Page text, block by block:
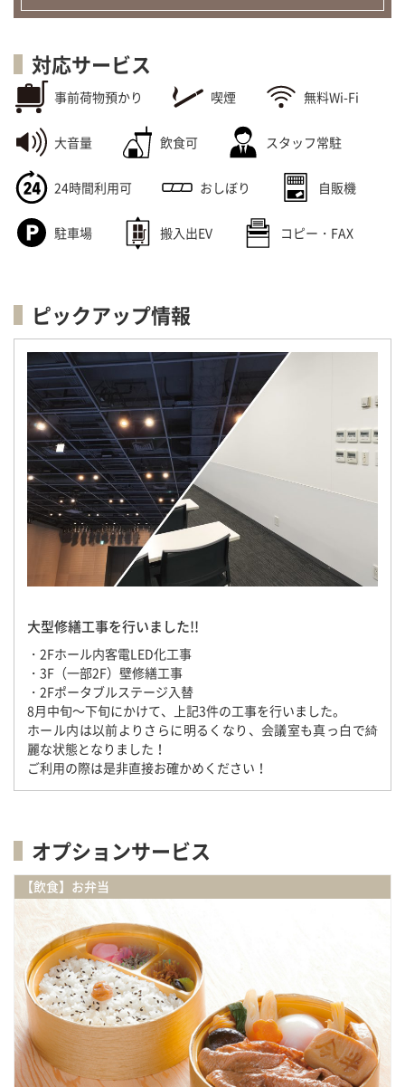
対応サービス
事前荷物預かり 喫煙 無料Wi-Fi
大音量 飲食可 スタッフ常駐
24時間利用可 おしぼり 自販機
駐車場 搬入出EV コピー・FAX
ピックアップ情報
大型修繕工事を行いました!!
・2Fホール内客電LED化工事
・3F（一部2F）壁修繕工事
・2Fポータブルステージ入替
8月中旬～下旬にかけて、上記3件の工事を行いました。
ホール内は以前よりさらに明るくなり、会議室も真っ白で綺
麗な状態となりました！
ご利用の際は是非直接お確かめください！
オプションサービス
【飲食】お弁当